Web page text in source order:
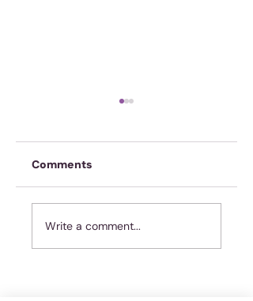
nie
Comments
Write a comment...